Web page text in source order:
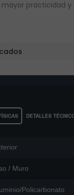
practicidad y
DETALLES
/ Muro
Policarbonato